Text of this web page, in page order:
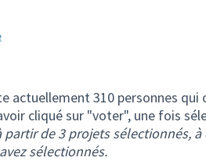
actuellement 310 personnes
cliqué sur "voter", une fois
partir de 3 projets sélectionnés,
sélectionnés.